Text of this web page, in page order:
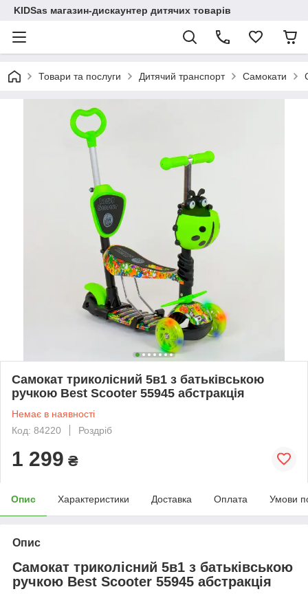
KIDSas магазин-дискаунтер дитячих товарів
Товари та послуги Дитячий транспорт Самокати
Самокат триколісний 5в1 з батьківською
ручкою Best Scooter 55945 абстракція
Немає в наявності
Код: 84220
Роздріб
1 299 ₴
Опис Характеристики Доставка Оплата Умови
Опис
Самокат триколісний 5в1 з батьківською
ручкою Best Scooter 55945 абстракція